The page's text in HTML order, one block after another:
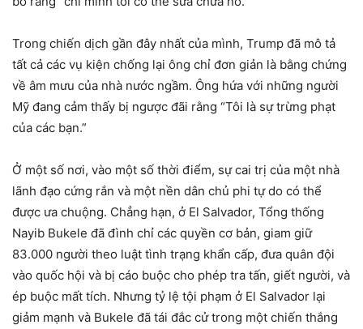
Trong chiến dịch gần đây nhất của mình, Trump đã mô tả
tất cả các vụ kiện chống lại ông chỉ đơn giản là bằng chứng
về âm mưu của nhà nước ngầm. Ông hứa với những người
Mỹ đang cảm thấy bị ngược đãi rằng “Tôi là sự trừng phạt
của các bạn.”
Ở một số nơi, vào một số thời điểm, sự cai trị của một nhà
lãnh đạo cứng rắn và một nền dân chủ phi tự do có thể
được ưa chuộng. Chẳng hạn, ở El Salvador, Tổng thống
Nayib Bukele đã đình chỉ các quyền cơ bản, giam giữ
83.000 người theo luật tình trạng khẩn cấp, đưa quân đội
vào quốc hội và bị cáo buộc cho phép tra tấn, giết người, và
ép buộc mất tích. Nhưng tỷ lệ tội phạm ở El Salvador lại
giảm mạnh và Bukele đã tái đắc cử trong một chiến thắng